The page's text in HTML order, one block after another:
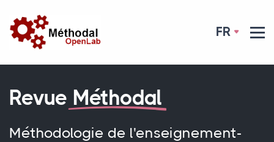
FR
Revue Méthodal
Méthodologie de l'enseignement-